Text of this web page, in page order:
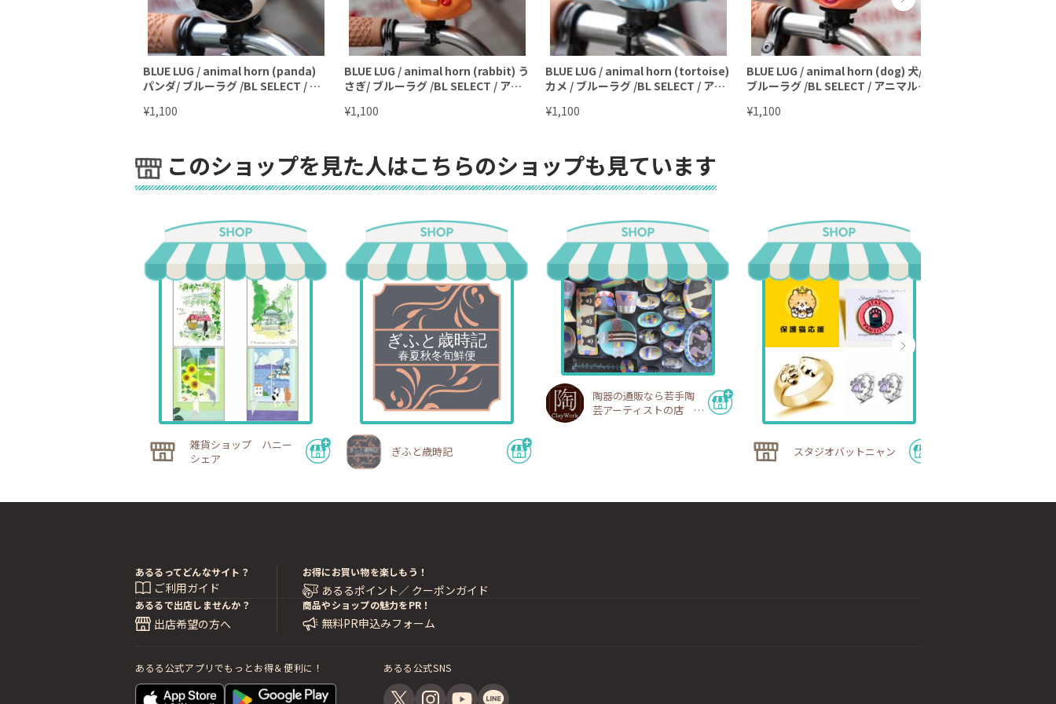
BLUE LUG / animal horn (panda)
パンダ/ ブルーラグ /BL SELECT / ア
¥1,100
BLUE LUG / animal horn (rabbit) う
さぎ/ ブルーラグ /BL SELECT / アニ
¥1,100
BLUE LUG / animal horn (tortoise)
カメ / ブルーラグ /BL SELECT / アニ
¥1,100
BLUE LUG / animal horn (dog) 犬/
ブルーラグ /BL SELECT / アニマルホ
¥1,100
このショップを見た人はこちらのショップも見ています
雑貨ショップ ハニー
シェア
ぎふと歳時記
陶器の通販なら若手陶
芸アーティストの店
スタジオバットニャン
あるるってどんなサイト？
ご利用ガイド
お得にお買い物を楽しもう！
あるるポイント／ クーポンガイド
あるるで出店しませんか？
出店希望の方へ
商品やショップの魅力をPR！
無料PR申込みフォーム
あるる公式アプリでもっとお得＆便利に！ あるる公式SNS